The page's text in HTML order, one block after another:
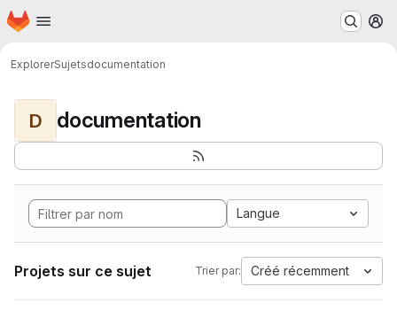
Passer au contenu principal
Page d'accueil
ExplorerSujetsdocumentation
D documentation
Langue
Projets sur ce sujet Trier par: Créé récemment